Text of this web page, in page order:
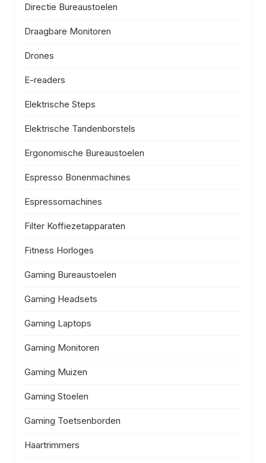
Directie Bureaustoelen
Draagbare Monitoren
Drones
E-readers
Elektrische Steps
Elektrische Tandenborstels
Ergonomische Bureaustoelen
Espresso Bonenmachines
Espressomachines
Filter Koffiezetapparaten
Fitness Horloges
Gaming Bureaustoelen
Gaming Headsets
Gaming Laptops
Gaming Monitoren
Gaming Muizen
Gaming Stoelen
Gaming Toetsenborden
Haartrimmers